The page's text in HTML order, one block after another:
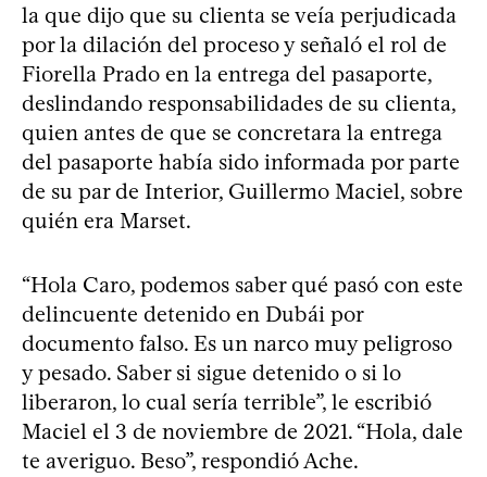
la que dijo que su clienta se veía perjudicada
por la dilación del proceso y señaló el rol de
Fiorella Prado en la entrega del pasaporte,
deslindando responsabilidades de su clienta,
quien antes de que se concretara la entrega
del pasaporte había sido informada por parte
de su par de Interior, Guillermo Maciel, sobre
quién era Marset.
“Hola Caro, podemos saber qué pasó con este
delincuente detenido en Dubái por
documento falso. Es un narco muy peligroso
y pesado. Saber si sigue detenido o si lo
liberaron, lo cual sería terrible”, le escribió
Maciel el 3 de noviembre de 2021. “Hola, dale
te averiguo. Beso”, respondió Ache.